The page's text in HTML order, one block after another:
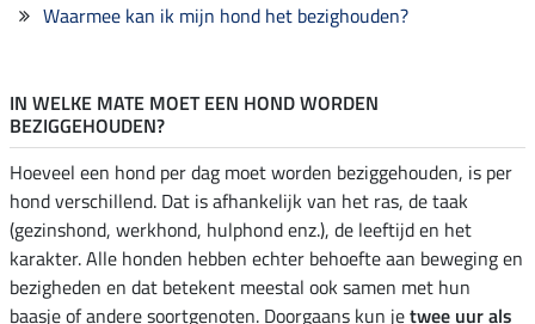
Waarmee kan ik mijn hond het bezighouden?
IN WELKE MATE MOET EEN HOND WORDEN
BEZIGGEHOUDEN?
Hoeveel een hond per dag moet worden beziggehouden, is per
hond verschillend. Dat is afhankelijk van het ras, de taak
(gezinshond, werkhond, hulphond enz.), de leeftijd en het
karakter. Alle honden hebben echter behoefte aan beweging en
bezigheden en dat betekent meestal ook samen met hun
baasje of andere soortgenoten. Doorgaans kun jetwee uur als